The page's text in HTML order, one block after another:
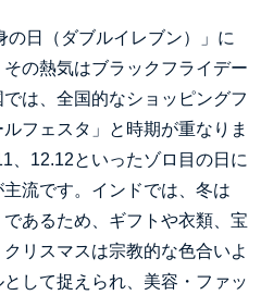
の日（ダブルイレブン）」に
の熱気はブラックフライデー
は、全国的なショッピングフ
フェスタ」と時期が重なりま
12.12といったゾロ目の日に
流です。インドでは、冬は
であるため、ギフトや衣類、宝
リスマスは宗教的な色合いよ
して捉えられ、美容・ファッ